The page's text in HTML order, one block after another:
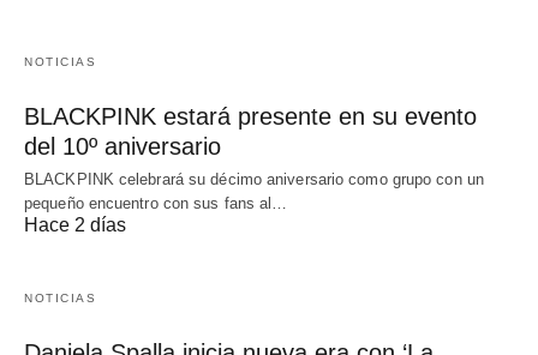
NOTICIAS
BLACKPINK estará presente en su evento
del 10º aniversario
BLACKPINK celebrará su décimo aniversario como grupo con un
pequeño encuentro con sus fans al…
Hace 2 días
NOTICIAS